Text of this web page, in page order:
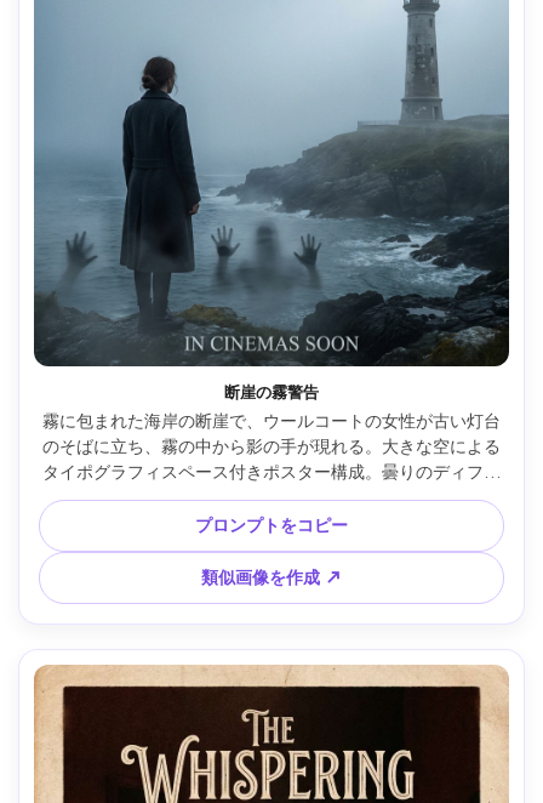
断崖の霧警告
霧に包まれた海岸の断崖で、ウールコートの女性が古い灯台
のそばに立ち、霧の中から影の手が現れる。大きな空による
タイポグラフィスペース付きポスター構成。曇りのディフュ
ーズド光と冷たいリムライト、Canon EOS R6・35mm f/2、
シネマティックなワイドフレーミング、不穏な空気、リアル
な海しぶきと自然な影、粒状感、高解像度、架空タイトル・
タグライン、300dpi印刷対応 --ar 4:5
プロンプトをコピー
類似画像を作成 ↗